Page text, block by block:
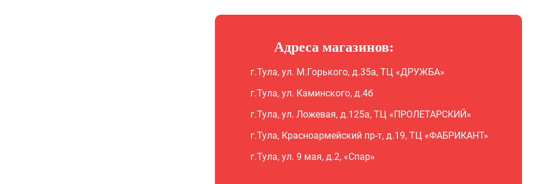
Адреса магазинов:
г.Тула, ул. М.Горького, д.35а, ТЦ «ДРУЖБА»
г.Тула, ул. Каминского, д.4б
г.Тула, ул. Ложевая, д.125а, ТЦ «ПРОЛЕТАРСКИЙ»
г.Тула, Красноармейский пр-т, д.19, ТЦ «ФАБРИКАНТ»
г.Тула, ул. 9 мая, д.2, «Спар»